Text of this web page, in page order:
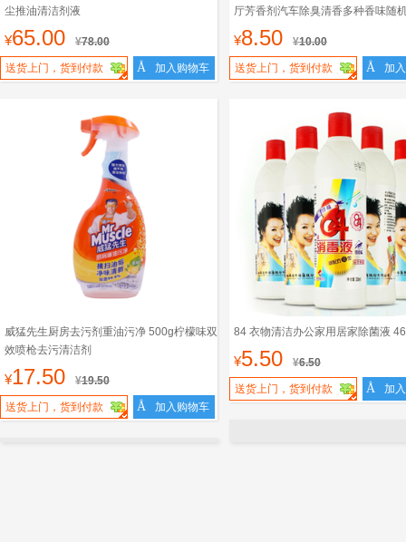
尘推油清洁剂液
¥65.00 ¥78.00
送货上门，货到付款 Å 加入购物车
厅芳香剂汽车除臭清香多种香味随
¥8.50 ¥10.00
送货上门，货到付款 Å 加
威猛先生厨房去污剂重油污净 500g柠檬味双
效喷枪去污清洁剂
¥17.50 ¥19.50
送货上门，货到付款 Å 加入购物车
84 衣物清洁办公家用居家除菌液
¥5.50 ¥6.50
送货上门，货到付款 Å 加